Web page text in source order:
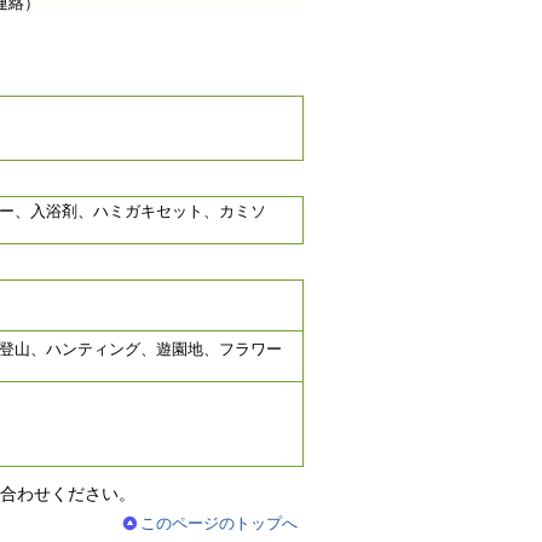
、入浴剤、ハミガキセット、カミソ
山、ハンティング、遊園地、フラワー
わせください。
このページのトップへ